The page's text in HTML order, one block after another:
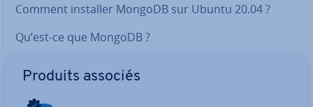
Comment installer MongoDB sur Ubuntu 20.04 ?
Qu’est-ce que MongoDB ?
Produits associés